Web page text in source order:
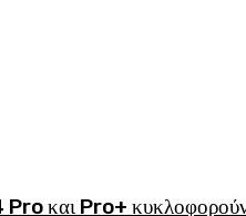
και Pro+ κυκλοφορούν